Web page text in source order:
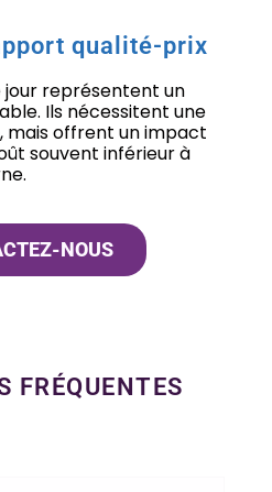
qualité-prix
jour représentent un
Ils nécessitent une
mais offrent un impact
souvent inférieur à
NOUS
FRÉQUENTES